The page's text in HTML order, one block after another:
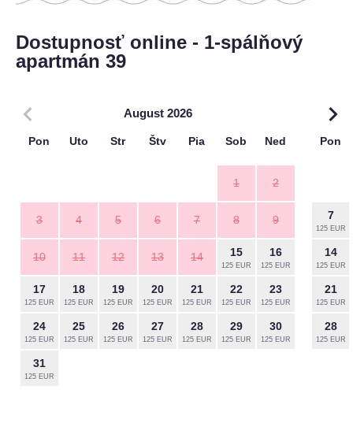
Dostupnosť online - 1-spálňový
apartmán 39
August 2026
Pon Uto Str Štv Pia Sob Ned
1 2
3 4 5 6 7 8 9
10 11 12 13 14 15
125 EUR
16
125 EUR
17
125 EUR
18
125 EUR
19
125 EUR
20
125 EUR
21
125 EUR
22
125 EUR
23
125 EUR
24
125 EUR
25
125 EUR
26
125 EUR
27
125 EUR
28
125 EUR
29
125 EUR
30
125 EUR
31
125 EUR
Pon
7
125 EUR
14
125 EUR
21
125 EUR
28
125 EUR